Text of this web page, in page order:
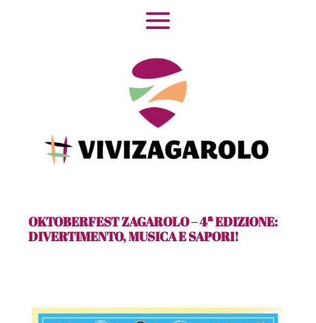
OKTOBERFEST ZAGAROLO – 4ª EDIZIONE:
DIVERTIMENTO, MUSICA E SAPORI!